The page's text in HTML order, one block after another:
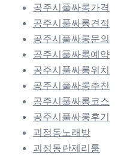
공주시풀싸롱가격
공주시풀싸롱견적
공주시풀싸롱문의
공주시풀싸롱예약
공주시풀싸롱위치
공주시풀싸롱추천
공주시풀싸롱코스
공주시풀싸롱후기
괴정동노래방
괴정동란제리룸